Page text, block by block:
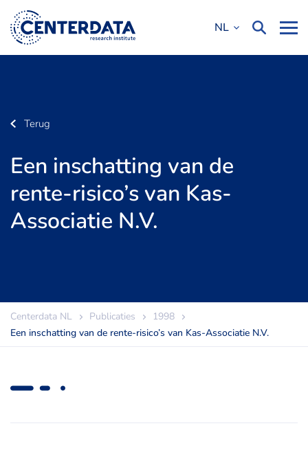
NL
Terug
Een inschatting van de
rente-risico’s van Kas-
Associatie N.V.
Centerdata NL Publicaties
1998
Een inschatting van de rente-risico’s van Kas-Associatie N.V.